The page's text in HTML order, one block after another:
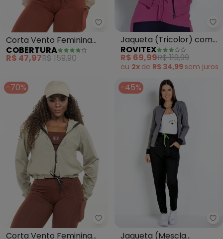
Cobertura - Corta Vento
Corta Vento Feminina
(Rosa)
COBERTURA
R$ 47,97R$ 159,90
Jaqueta (Tricolor) com
Recortes Rovitex
ROVITEX
R$ 69,99R$ 119,99
ou 2x de R$ 34,99 sem juros
-70%
Cobertura - Corta Vento
Corta Vento Feminina
-45%
Jaqueta (Mescla